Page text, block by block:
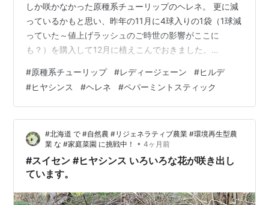
しか咲かなかった原種系チューリップのヘレネ。 更に減
っているかもと思い、昨年の11月に4球入りの1袋（1球減
っていた～値上げラッシュのご時世の影響がここに
も？）を購入して12月に植えこんでおきました。
たのでしょう。 困るくらい増える原種系チューリップの
レディージェーンとは違って、植えっぱなしで毎年咲い
てくれるのは期待できそうもありません。 愛らしくてお
気に入りなのですが、まだお天気が不安定な4月上旬の開
花で、すぐに倒れ込んでしまい長く愉しめないところも
残念なところです。 さて…
#原種系チューリップ #レディージェーン #ヒルデ
#ヒヤシンス #ヘレネ #ペパーミントスティック
#北海道 で #自然農 #リジェネラティブ農業 #環境再生型農
業 な #家庭菜園 に挑戦中！
• 4ヶ月前
#スイセン #ヒヤシンス いろいろな花が咲き出し
ています。